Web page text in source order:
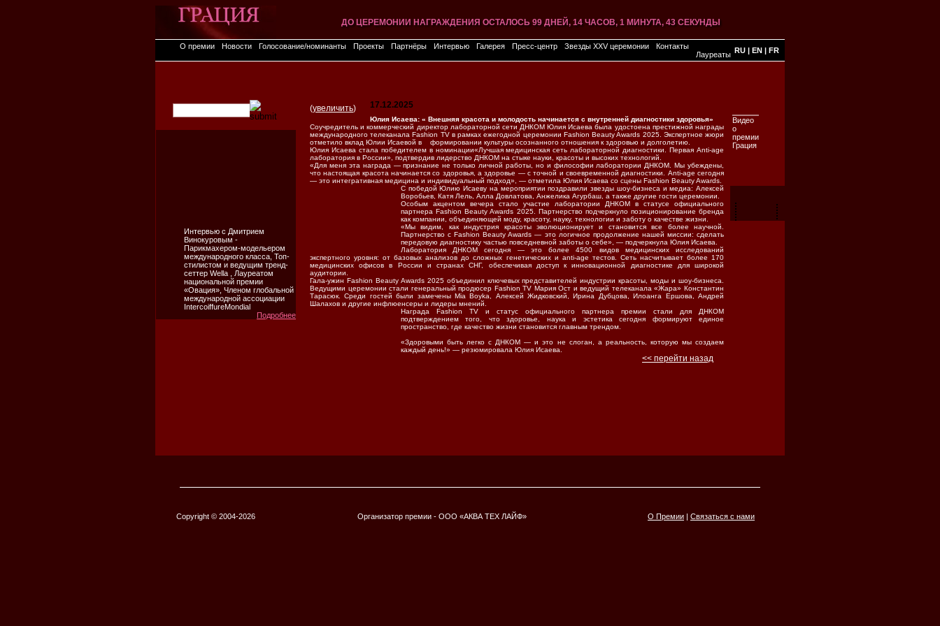
ДО ЦЕРЕМОНИИ НАГРАЖДЕНИЯ ОСТАЛОСЬ 99 ДНЕЙ, 14 ЧАСОВ, 1 МИНУТА, 43 СЕКУНДЫ
ДО ЦЕРЕМОНИИ НАГРАЖДЕНИЯ ОСТАЛОСЬ99 ДНЕЙ, 14 ЧАСОВ, 1 МИНУТА, 43 СЕКУНДЫ
ДО ЦЕРЕМОНИИ НАГРАЖДЕНИЯ ОСТАЛОСЬ99 ДНЕЙ, 14 ЧАСОВ, 1 МИНУТА, 43 СЕКУНДЫ
ДО ЦЕРЕМОНИИ НАГРАЖДЕНИЯ ОСТАЛОСЬ99 ДНЕЙ, 14 ЧАСОВ, 1 МИНУТА, 43 СЕКУНДЫ
ДО ЦЕРЕМОНИИ НАГРАЖДЕНИЯ ОСТАЛОСЬ99 ДНЕЙ, 14 ЧАСОВ, 1 МИНУТА, 43 СЕКУНДЫ
ДО ЦЕРЕМОНИИ НАГРАЖДЕНИЯ ОСТАЛОСЬ 99 ДНЕЙ, 14 ЧАСОВ, 1 МИНУТА, 43 СЕКУНДЫ
ДО ЦЕРЕМОНИИ НАГРАЖДЕНИЯ ОСТАЛОСЬ99 ДНЕЙ, 14 ЧАСОВ, 1 МИНУТА, 43 СЕКУНДЫ
ДО ЦЕРЕМОНИИ НАГРАЖДЕНИЯ ОСТАЛОСЬ99 ДНЕЙ, 14 ЧАСОВ, 1 МИНУТА, 43 СЕКУНДЫ
ДО ЦЕРЕМОНИИ НАГРАЖДЕНИЯ ОСТАЛОСЬ99 ДНЕЙ, 14 ЧАСОВ, 1 МИНУТА, 43 СЕКУНДЫ
ДО ЦЕРЕМОНИИ НАГРАЖДЕНИЯ ОСТАЛОСЬ99 ДНЕЙ, 14 ЧАСОВ, 1 МИНУТА, 43 СЕКУНДЫ
О премии Новости Голосование/номинанты Проекты Партнёры Интервью Галерея Пресс-центр Звезды XXV церемонии
Контакты
Лауреаты RU | EN | FR
Интервью с Дмитрием
Винокуровым -
Парикмахером-модельером
международного класса, Топ-
стилистом и ведущим тренд-
сеттер Wella , Лауреатом
национальной премии
«Овация», Членом глобальной
международной ассоциации
IntercoiffureMondial
Подробнее
(увеличить) 17.12.2025
Юлия Исаева: « Внешняя красота и молодость начинается с внутренней диагностики здоровья»
Соучредитель и коммерческий директор лабораторной сети ДНКОМ Юлия Исаева была удостоена престижной награды
международного телеканала Fashion TV в рамках ежегодной церемонии Fashion Beauty Awards 2025. Экспертное жюри
отметило вклад Юлии Исаевой в формировании культуры осознанного отношения к здоровью и долголетию.
Юлия Исаева стала победителем в номинации«Лучшая медицинская сеть лабораторной диагностики. Первая Anti-age
лаборатория в России», подтвердив лидерство ДНКОМ на стыке науки, красоты и высоких технологий.
«Для меня эта награда — признание не только личной работы, но и философии лаборатории ДНКОМ. Мы убеждены,
что настоящая красота начинается со здоровья, а здоровье — с точной и своевременной диагностики. Anti-age сегодня
— это интегративная медицина и индивидуальный подход», — отметила Юлия Исаева со сцены Fashion Beauty Awards.
С победой Юлию Исаеву на мероприятии поздравили звезды шоу-бизнеса и медиа: Алексей
Воробьев, Катя Лель, Алла Довлатова, Анжелика Агурбаш, а также другие гости церемонии.
Особым акцентом вечера стало участие лаборатории ДНКОМ в статусе официального
партнера Fashion Beauty Awards 2025. Партнерство подчеркнуло позиционирование бренда
как компании, объединяющей моду, красоту, науку, технологии и заботу о качестве жизни.
«Мы видим, как индустрия красоты эволюционирует и становится все более научной.
Партнерство с Fashion Beauty Awards — это логичное продолжение нашей миссии: сделать
передовую диагностику частью повседневной заботы о себе», — подчеркнула Юлия Исаева.
Лаборатория ДНКОМ сегодня — это более 4500 видов медицинских исследований
экспертного уровня: от базовых анализов до сложных генетических и anti-age тестов. Сеть насчитывает более 170
медицинских офисов в России и странах СНГ, обеспечивая доступ к инновационной диагностике для широкой
аудитории.
Гала-ужин Fashion Beauty Awards 2025 объединил ключевых представителей индустрии красоты, моды и шоу-бизнеса.
Ведущими церемонии стали генеральный продюсер Fashion TV Мария Ост и ведущий телеканала «Жара» Константин
Тарасюк. Среди гостей были замечены Mia Boyka, Алексей Жидковский, Ирина Дубцова, Илоанга Ершова, Андрей
Шалахов и другие инфлюенсеры и лидеры мнений.
Награда Fashion TV и статус официального партнера премии стали для ДНКОМ
подтверждением того, что здоровье, наука и эстетика сегодня формируют единое
пространство, где качество жизни становится главным трендом.
«Здоровыми быть легко с ДНКОМ — и это не слоган, а реальность, которую мы создаем
каждый день!» — резюмировала Юлия Исаева.
<< перейти назад
Видео
о
премии
Грация
Copyright © 2004-2026 Организатор премии - ООО «АКВА ТЕХ ЛАЙФ» О Премии | Связаться с нами